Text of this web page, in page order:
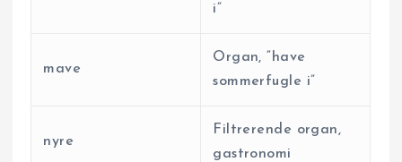
i”
mave
Organ, “have
sommerfugle i”
nyre
Filtrerende organ,
gastronomi